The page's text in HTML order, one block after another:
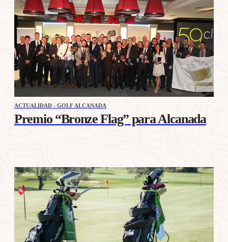
ACTUALIDAD - GOLF ALCANADA
Premio “Bronze Flag” para Alcanada